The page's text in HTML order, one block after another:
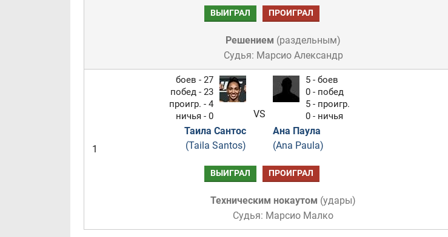
ВЫИГРАЛ ПРОИГРАЛ
Решением (раздельным)
Судья: Марсио Александр
1
боев - 27
побед - 23
проигр. - 4
ничья - 0
Таила Сантос
(Taila Santos)
VS
5 - боев
0 - побед
5 - проигр.
0 - ничья
Ана Паула
(Ana Paula)
ВЫИГРАЛ ПРОИГРАЛ
Техническим нокаутом (удары)
Судья: Марсио Малко